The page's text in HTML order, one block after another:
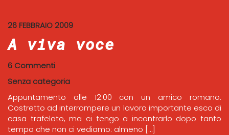
26 FEBBRAIO 2009
A viva voce
6 Commenti
Senza categoria
Appuntamento alle 12.00 con un amico romano.
Costretto ad interrompere un lavoro importante esco di
casa trafelato, ma ci tengo a incontrarlo dopo tanto
tempo che non ci vediamo: almeno […]